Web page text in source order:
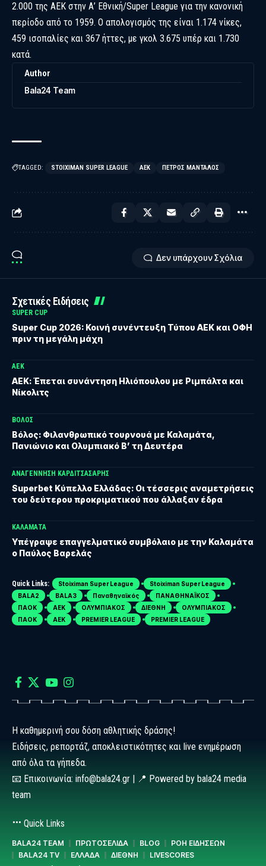
2.000 της ΑΕΚ στην Α’ Εθνική/Super League για την κανονική
περίοδο από το 1959. Ο απολογισμός της είναι 1.174 νίκες,
459 ισοπαλίες και 367 ήττες, με γκολ 3.675 υπέρ και 1.730
κατά.
Author
Bala24 Team
TAGGED: STOIXIMAN SUPER LEAGUE ΑΕΚ ΠΈΤΡΟΣ ΜΆΝΤΑΛΟΣ
Δεν υπάρχουν Σχόλια
Σχετικές Ειδήσεις
SUPER CUP
Super Cup 2026: Κοινή συνέντευξη Τύπου ΑΕΚ και ΟΦΗ
πριν τη μεγάλη μάχη
ΑΕΚ
ΑΕΚ: Έπεται συνάντηση Ηλιόπουλου με Ριμπάλτα και
Νίκολιτς
ΒΟΛΟΣ
Βόλος: Φιλανθρωπικό τουρνουά με Καλαμάτα,
Πανιώνιο και Ολυμπιακό Β’ τη Δευτέρα
ΑΝΑΓΈΝΝΗΣΗ ΚΑΡΔΊΤΣΑΣΑΡΗΣ
Superbet Κύπελλο Ελλάδας: Οι τέσσερις αναμετρήσεις
του δεύτερου προκριματικού που άλλαξαν έδρα
ΚΑΛΑΜΆΤΑ
Υπέγραψε επαγγελματικό συμβόλαιο με την Καλαμάτα
ο Παύλος Βαρελάς
Quick Links: Stoiximan Super League
Stoiximan Super League
BALA2
BALA3 Παναθηναϊκός
ΠΑΝΑΘΗΝΑΪΚΟΣ
ΠΑΟΚ
ΑΕΚ ΟΛΥΜΠΙΑΚΟΣ ΔΙΕΘΝΗ
ΟΛΥΜΠΙΑΚΟΣ
ΠΑΟΚ
ΑΕΚ PREMIER LEAGUE PREMIER LEAGUE
Η καθημερινή σου δόση αθλητικής δράσης!
Ειδήσεις, ρεπορτάζ, αποκλειστικότητες και live ενημέρωση
από όλα τα γήπεδα.
📧 Επικοινωνία: info@bala24.gr | 📍 Powered by bala24 media
team
Quick Links
BALA24 TEAM ΠΡΩΤΟΣΕΛΙΔΑ BLOG
ΡΟΗ ΕΙΔΗΣΕΩΝ
BALA24 TV
ΕΛΛΑΔΑ ΔΙΕΘΝΗ LIVESCORES